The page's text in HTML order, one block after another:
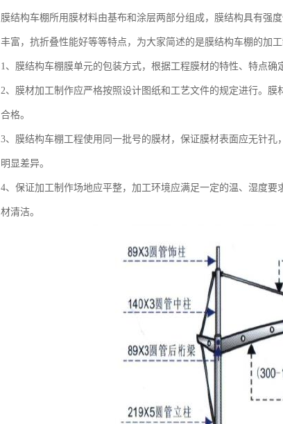
膜结构车棚所用膜材料由基布和涂层两部分组成，膜结构具有强
丰富，抗折叠性能好等等特点，为大家简述的是膜结构车棚的加工
1、膜结构车棚膜单元的包装方式，根据工程膜材的特性、特点
2、膜材加工制作应严格按照设计图纸和工艺文件的规定进行。
合格。
3、膜结构车棚工程使用同一批号的膜材，保证膜材表面应无针
明显差异。
4、保证加工制作场地应平整，加工环境应满足一定的温、湿度
材清洁。